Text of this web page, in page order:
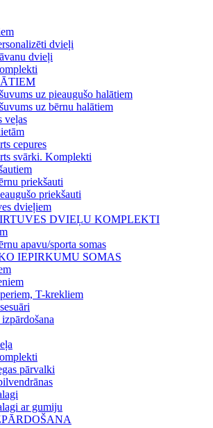
dvieļi
dvieļi
uz pieaugušo halātiem
uz bērnu halātiem
veļas
cepures
svārki. Komplekti
priekšauti
priekšauti
dvieļiem
DVIEĻU KOMPLEKTI
apavu/sporta somas
IEPIRKUMU SOMAS
T-krekliem
pārvalki
ar gumiju